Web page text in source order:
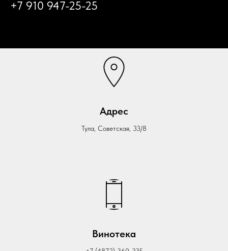
+7 910 947-25-25
Адрес
Тула, Советская, 33/8
Винотека